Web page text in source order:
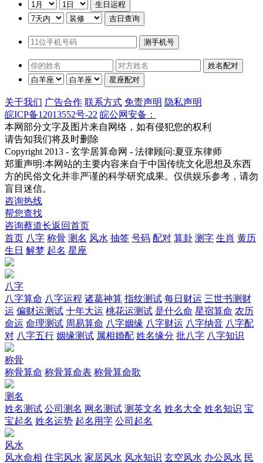
关于我们 广告合作 联系方式 免责声明 隐私声明
皖ICP备12013552号-22 皖公网安备：
本网部分文字及图片来自网络，如有侵犯您的权利
请告知我们将及时删除
Copyright 2013 - 玄学居算命网 - 法律顾问:夏亚东律师
郑重声明:本网站的主要内容来自于中国传统文化思想及东西
方的民俗文化并非严谨的科学研究成果。仅供娱乐参考，请勿
盲目迷信。
咨询热线
帮您查找
咨询蔡道长返回首页
首页 八字 称骨 测名 风水 抽签 号码 配对 算卦 测字 生肖 黄历
生日 解梦 起名 星座
八字
八字算命 八字运程 诸葛神算 指纹测试 每日财运 三世书测财
运 偏财运测试 十年大运 桃花运测试 是什么命 星宿算命 农历
命运 命理测试 周易算命 八字姻缘 八字财运 八字纳音 八字配
对 八字五行 姻缘测试 属相婚配 姓名缘分 批八字 八字知识
称骨
称骨算命 称骨算命表 称骨算命歌
测名
姓名测试 公司测名 网名测试 测英文名 姓名大全 姓名知识 宝
宝起名 姓名运势 起名用字 公司起名
风水
风水命相 住宅风水 家居风水 风水知识 玄空风水 办公风水 民